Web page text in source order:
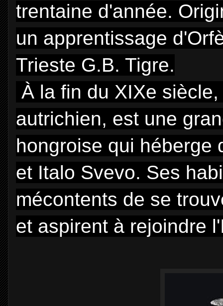
trentaine d'année.
un apprentissage
Trieste G.B. Tigre.
À la fin du XIXe
autrichien, est une
hongroise qui héberge
et Italo Svevo. Ses
mécontents de se
et aspirent à rejoindre